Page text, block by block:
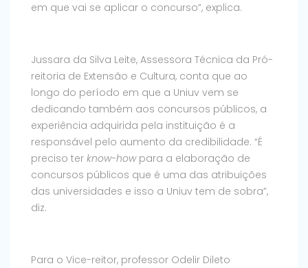
em que vai se aplicar o concurso”, explica.
Jussara da Silva Leite, Assessora Técnica da Pró-
reitoria de Extensão e Cultura, conta que ao
longo do período em que a Uniuv vem se
dedicando também aos concursos públicos, a
experiência adquirida pela instituição é a
responsável pelo aumento da credibilidade. “É
preciso ter know-howpara a elaboração de
concursos públicos que é uma das atribuições
das universidades e isso a Uniuv tem de sobra”,
diz.
Para o Vice-reitor, professor Odelir Dileto